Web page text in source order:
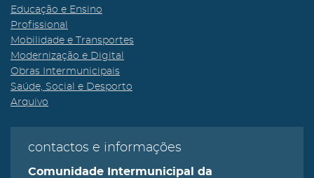
Educação e Ensino
Profissional
Mobilidade e Transportes
Modernização e Digital
Obras Intermunicipais
Saúde, Social e Desporto
Arquivo
contactos e informações
Comunidade Intermunicipal da